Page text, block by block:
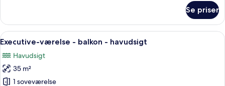
til
person
byudsigt
Se priser
Indlæs
alle
billeder
af
Executive-
Et moderne hotelværelse med en
6
Executive-værelse - balkon - havudsigt
Havudsigt
35 m²
1 soveværelse